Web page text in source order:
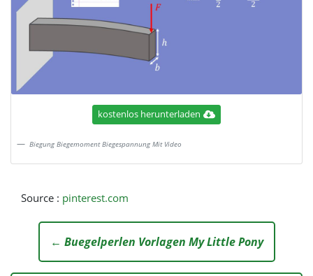
kostenlos herunterladen
Biegung Biegemoment Biegespannung Mit Video
Source : pinterest.com
← Buegelperlen Vorlagen My Little Pony